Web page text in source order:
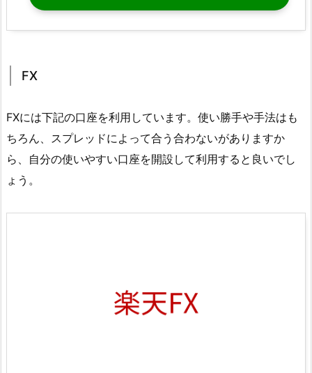
FX
FXには下記の口座を利用しています。使い勝手や手法はも
ちろん、スプレッドによって合う合わないがありますか
ら、自分の使いやすい口座を開設して利用すると良いでし
ょう。